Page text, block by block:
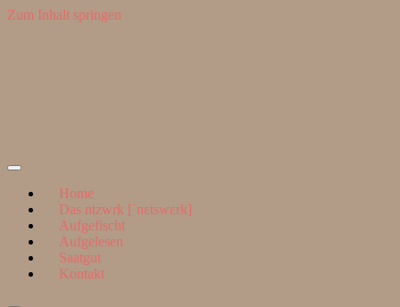
Zum Inhalt springen
Home
Das ntzwrk [ˈnɛtswɛrk]
Aufgefischt
Aufgelesen
Saatgut
Kontakt